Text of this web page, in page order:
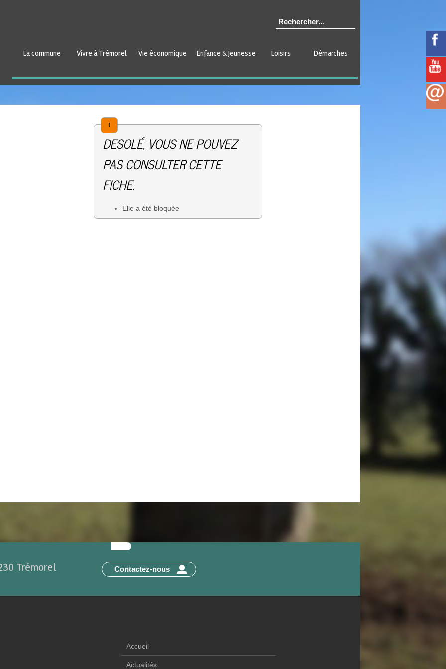
La commune Vivre à Trémorel Vie économique Enfance & Jeunesse Loisirs Démarches
!
DESOLÉ, VOUS NE POUVEZ
PAS CONSULTER CETTE
FICHE.
Elle a été bloquée
Accueil
Actualités
Trémorel Contactez-nous